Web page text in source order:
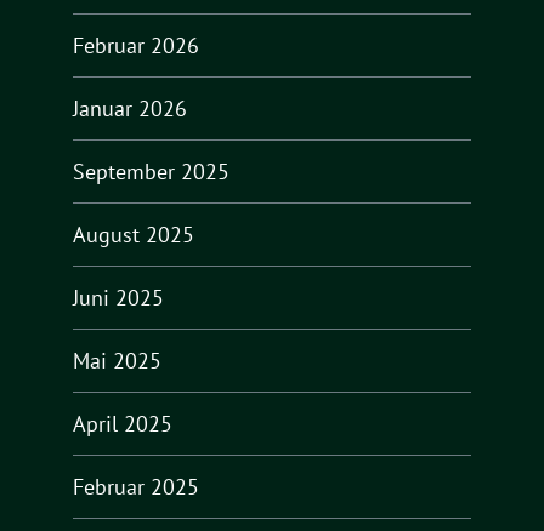
Februar 2026
Januar 2026
September 2025
August 2025
Juni 2025
Mai 2025
April 2025
Februar 2025